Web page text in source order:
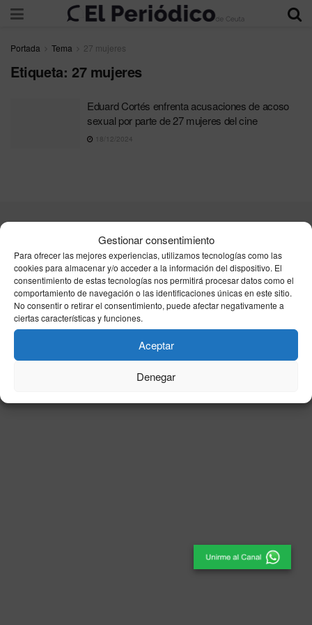
Gestionar consentimiento
Para ofrecer las mejores experiencias, utilizamos tecnologías como las
cookies para almacenar y/o acceder a la información del dispositivo. El
consentimiento de estas tecnologías nos permitirá procesar datos como el
comportamiento de navegación o las identificaciones únicas en este sitio.
No consentir o retirar el consentimiento, puede afectar negativamente a
ciertas características y funciones.
Aceptar
Denegar
Portada Tema 27 mujeres
Etiqueta: 27 mujeres
Eduard Cortés enfrenta acusaciones de acoso
sexual por parte de 27 mujeres del cine
18/12/2024
Publicidad Aviso Legal
Política de privacidad
Política de cookies
Unpu Group Solutions SL
El Periódico de Ceuta - Medio de Comunicación